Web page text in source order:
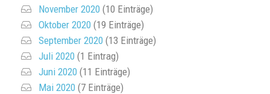
November 2020 (10 Einträge)
Oktober 2020 (19 Einträge)
September 2020 (13 Einträge)
Juli 2020 (1 Eintrag)
Juni 2020 (11 Einträge)
Mai 2020 (7 Einträge)